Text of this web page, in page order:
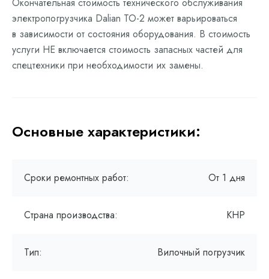
электропогрузчика Dalian ТО-2 может варьироваться
в зависимости от состояния оборудования. В стоимость
услуги НЕ включается стоимость запасных частей для
спецтехники при необходимости их замены.
Основные характеристики:
Сроки ремонтных работ: От 1 дня
Страна производства: КНР
Тип: Вилочный погрузчик